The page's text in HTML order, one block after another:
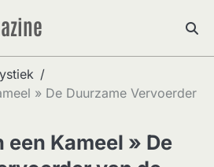
» De Duurzame Vervoerder
een Kameel » De